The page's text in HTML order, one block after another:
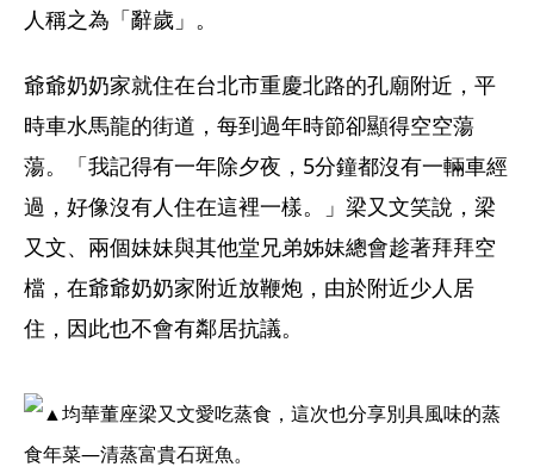
人稱之為「辭歲」。
爺爺奶奶家就住在台北市重慶北路的孔廟附近，平
時車水馬龍的街道，每到過年時節卻顯得空空蕩
蕩。「我記得有一年除夕夜，5分鐘都沒有一輛車經
過，好像沒有人住在這裡一樣。」梁又文笑說，梁
又文、兩個妹妹與其他堂兄弟姊妹總會趁著拜拜空
檔，在爺爺奶奶家附近放鞭炮，由於附近少人居
住，因此也不會有鄰居抗議。